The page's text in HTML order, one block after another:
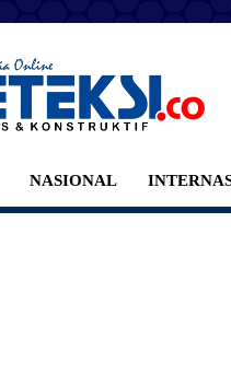
NASIONAL